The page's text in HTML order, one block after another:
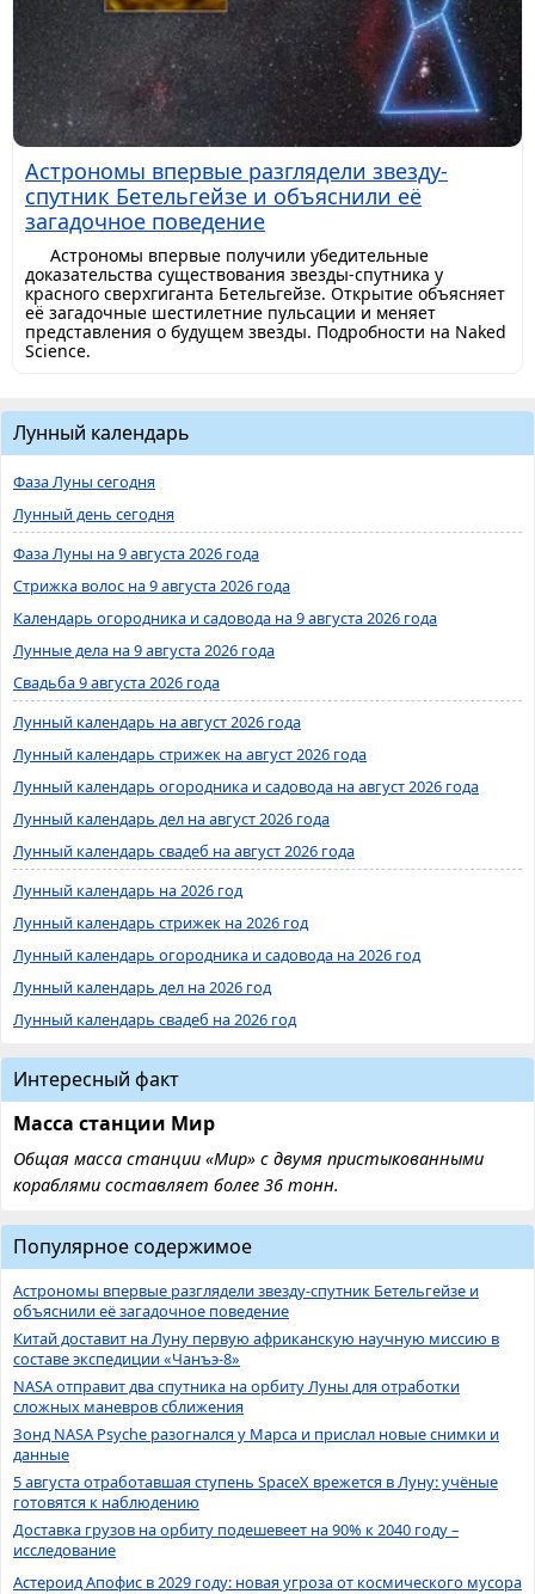
Астрономы впервые разглядели звезду-
спутник Бетельгейзе и объяснили её
загадочное поведение
Астрономы впервые получили убедительные
доказательства существования звезды-спутника у
красного сверхгиганта Бетельгейзе. Открытие объясняет
её загадочные шестилетние пульсации и меняет
представления о будущем звезды. Подробности на Naked
Science.
Лунный календарь
Фаза Луны сегодня
Лунный день сегодня
Фаза Луны на 9 августа 2026 года
Стрижка волос на 9 августа 2026 года
Календарь огородника и садовода на 9 августа 2026 года
Лунные дела на 9 августа 2026 года
Свадьба 9 августа 2026 года
Лунный календарь на август 2026 года
Лунный календарь стрижек на август 2026 года
Лунный календарь огородника и садовода на август 2026 года
Лунный календарь дел на август 2026 года
Лунный календарь свадеб на август 2026 года
Лунный календарь на 2026 год
Лунный календарь стрижек на 2026 год
Лунный календарь огородника и садовода на 2026 год
Лунный календарь дел на 2026 год
Лунный календарь свадеб на 2026 год
Интересный факт
Масса станции Мир
Общая масса станции «Мир» с двумя пристыкованными
кораблями составляет более 36 тонн.
Популярное содержимое
Астрономы впервые разглядели звезду-спутник Бетельгейзе и
объяснили её загадочное поведение
Китай доставит на Луну первую африканскую научную миссию в
составе экспедиции «Чанъэ-8»
NASA отправит два спутника на орбиту Луны для отработки
сложных маневров сближения
Зонд NASA Psyche разогнался у Марса и прислал новые снимки и
данные
5 августа отработавшая ступень SpaceX врежется в Луну: учёные
готовятся к наблюдению
Доставка грузов на орбиту подешевеет на 90% к 2040 году –
исследование
Астероид Апофис в 2029 году: новая угроза от космического мусора